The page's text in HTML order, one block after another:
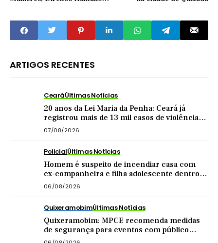
ARTIGOS RECENTES
CearáÚltimas Notícias
20 anos da Lei Maria da Penha: Ceará já
registrou mais de 13 mil casos de violência
contra mulher este ano
07/08/2026
PolicialÚltimas Notícias
Homem é suspeito de incendiar casa com
ex-companheira e filha adolescente dentro
do imóvel
06/08/2026
QuixeramobimÚltimas Notícias
Quixeramobim: MPCE recomenda medidas
de segurança para eventos com público
acima de mil pessoas